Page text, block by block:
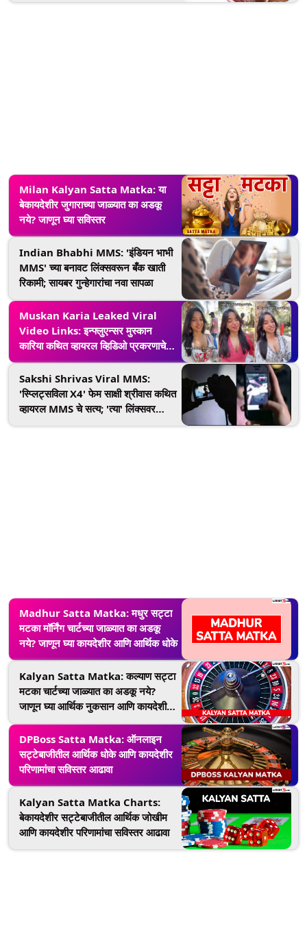
Milan Kalyan Satta Matka: या
बेकायदेशीर जुगाराच्या जाळ्यात का अडकू
नये? जाणून घ्या सविस्तर
Indian Bhabhi MMS: 'इंडियन भाभी
MMS' च्या बनावट लिंक्सवरून बँक खाती
रिकामी; सायबर गुन्हेगारांचा नवा सापळा
Muskan Karia Leaked Viral
Video Links: इन्फ्लुएन्सर मुस्कान
कारिया कथित व्हायरल व्हिडिओ प्रकरणाचे
सत्य; 'त्या' लिंक्सवर क्लिक केल्यास सायबर
गुन्ह्याचा धोका
Sakshi Shrivas Viral MMS:
'स्प्लिट्सविला X4' फेम साक्षी श्रीवास कथित
व्हायरल MMS चे सत्य; 'त्या' लिंक्सवर
Madhur Satta Matka: मधुर सट्टा
मटका मॉर्निंग चार्टच्या जाळ्यात का अडकू
नये? जाणून घ्या कायदेशीर आणि आर्थिक धोके
Kalyan Satta Matka: कल्याण सट्टा
मटका चार्टच्या जाळ्यात का अडकू नये?
जाणून घ्या आर्थिक नुकसान आणि कायदेशीर
कारवाईची सत्यता
DPBoss Satta Matka: ऑनलाइन
सट्टेबाजीतील आर्थिक धोके आणि कायदेशीर
परिणामांचा सविस्तर आढावा
Kalyan Satta Matka Charts:
बेकायदेशीर सट्टेबाजीतील आर्थिक जोखीम
आणि कायदेशीर परिणामांचा सविस्तर आढावा